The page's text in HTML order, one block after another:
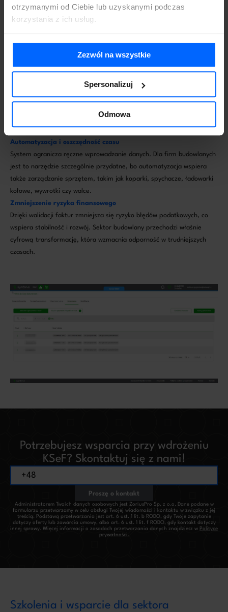
otrzymanymi od Ciebie lub uzyskanymi podczas
korzystania z ich usług.
Zezwól na wszystkie
Spersonalizuj
Odmowa
Jak KSeF zmieni funkcjonowanie branży
Zwiększona transparentność
największymi wyzwaniami pozostają wysokie koszty materiałów i
Automatyzacja i oszczędność czasu
System ogranicza ręczne wprowadzanie danych. Dla firm budowlanych
jest to narzędzie szczególnie przydatne, bo automatyzacja wspiera
także zarządzanie sprzętem, takim jak koparki, spychacze, ładowarki
kołowe, wywrotki czy walce.
Zmniejszenie ryzyka finansowego
Dzięki walidacji faktur zmniejsza się ryzyko błędów podatkowych, co
wspiera stabilność i rozwój. Sektor budowlany przechodzi właśnie
cyfrową transformację, która wzmacnia odporność w trudniejszych
czasach.
Potrzebujesz wsparcia przy wdrożeniu
KSeF? Skontaktuj się z nami!
Proszę o kontakt
Administratorem Twoich danych osobowych jest ZoriusPro Sp. z o.o. Dane podane w
formularzu przetwarzamy w celu obsługi Twojej wiadomości i kontaktu w związku z jej
treścią. Podstawą przetwarzania jest art. 6 ust. 1 lit. b RODO, gdy Twoje zapytanie
dotyczy oferty lub zawarcia umowy, albo art. 6 ust. 1 lit. f RODO, gdy kontakt dotyczy
innej sprawy. Więcej informacji o zasadach przetwarzania danych znajdziesz w Polityce
prywatności.
Szkolenia i wsparcie dla sektora